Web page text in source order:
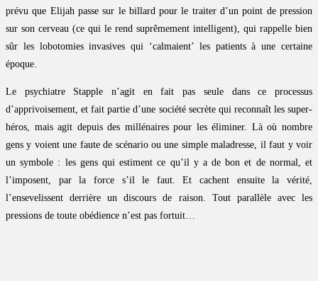
prévu que Elijah passe sur le billard pour le traiter d’un point de pression
sur son cerveau (ce qui le rend suprêmement intelligent), qui rappelle bien
sûr les lobotomies invasives qui ‘calmaient’ les patients à une certaine
époque.
Le psychiatre Stapple n’agit en fait pas seule dans ce processus
d’apprivoisement, et fait partie d’une société secrète qui reconnaît les super-
héros, mais agit depuis des millénaires pour les éliminer. Là où nombre
gens y voient une faute de scénario ou une simple maladresse, il faut y voir
un symbole : les gens qui estiment ce qu’il y a de bon et de normal, et
l’imposent, par la force s’il le faut. Et cachent ensuite la vérité,
l’ensevelissent derrière un discours de raison. Tout parallèle avec les
pressions de toute obédience n’est pas fortuit…